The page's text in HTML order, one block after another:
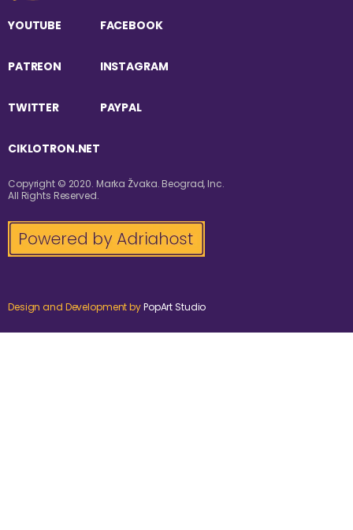
YOUTUBE FACEBOOK
PATREON INSTAGRAM
TWITTER PAYPAL
CIKLOTRON.NET
Copyright © 2020. Marka Žvaka. Beograd, Inc.
All Rights Reserved.
Design and Development byPopArt Studio